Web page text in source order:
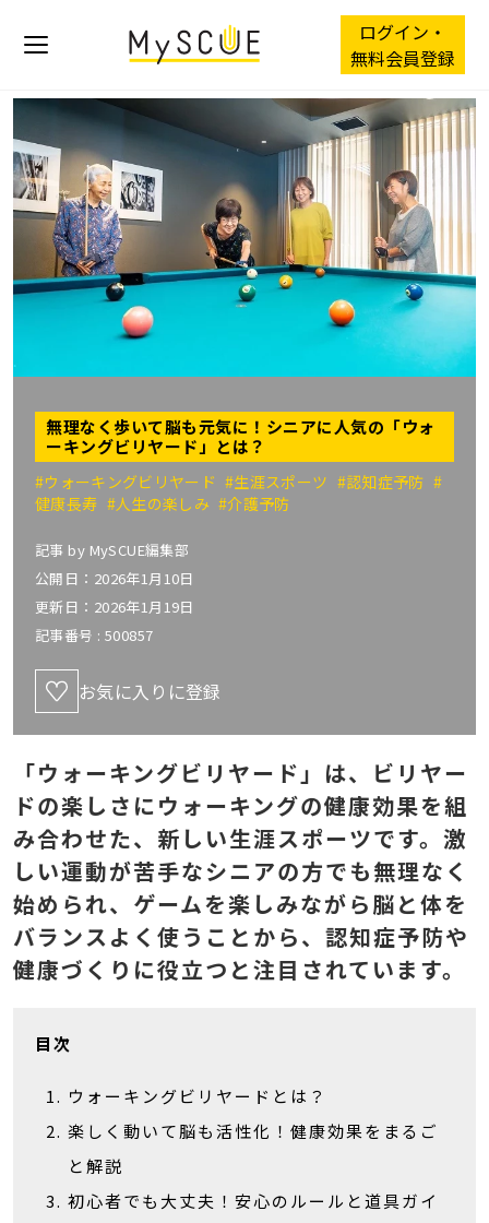
ログイン・
無料会員登録
無理なく歩いて脳も元気に！シニアに人気の「ウォ
ーキングビリヤード」とは？
#ウォーキングビリヤード#生涯スポーツ #認知症予防 #
健康長寿 #人生の楽しみ#介護予防
記事 by MySCUE編集部
公開日：2026年1月10日
更新日：2026年1月19日
記事番号 : 500857
お気に入りに登録
「ウォーキングビリヤード」は、ビリヤー
ドの楽しさにウォーキングの健康効果を組
み合わせた、新しい生涯スポーツです。激
しい運動が苦手なシニアの方でも無理なく
始められ、ゲームを楽しみながら脳と体を
バランスよく使うことから、認知症予防や
健康づくりに役立つと注目されています。
目次
ウォーキングビリヤードとは？
楽しく動いて脳も活性化！健康効果をまるご
と解説
初心者でも大丈夫！安心のルールと道具ガイ